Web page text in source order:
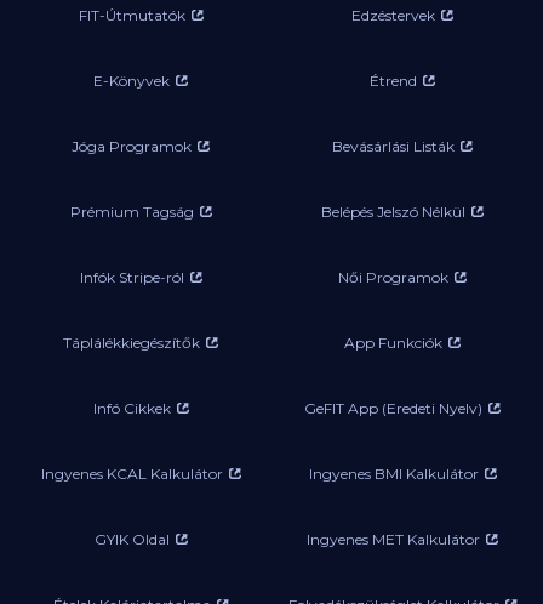
FIT-Útmutatók Edzéstervek
E-Könyvek Étrend
Jóga Programok Bevásárlási Listák
Prémium Tagság Belépés Jelszó Nélkül
Infók Stripe-ról Női Programok
Táplálékkiegészítők App Funkciók
Infó Cikkek GeFIT App (Eredeti Nyelv)
Ingyenes KCAL Kalkulátor Ingyenes BMI Kalkulátor
GYIK Oldal Ingyenes MET Kalkulátor